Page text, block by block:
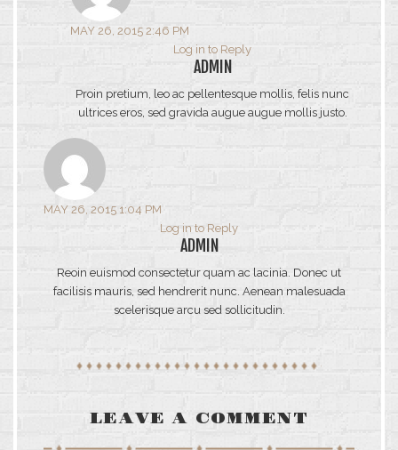
MAY 26, 2015 2:46 PM
Log in to Reply
ADMIN
Proin pretium, leo ac pellentesque mollis, felis nunc
ultrices eros, sed gravida augue augue mollis justo.
MAY 26, 2015 1:04 PM
Log in to Reply
ADMIN
Reoin euismod consectetur quam ac lacinia. Donec ut
facilisis mauris, sed hendrerit nunc. Aenean malesuada
scelerisque arcu sed sollicitudin.
LEAVE A COMMENT